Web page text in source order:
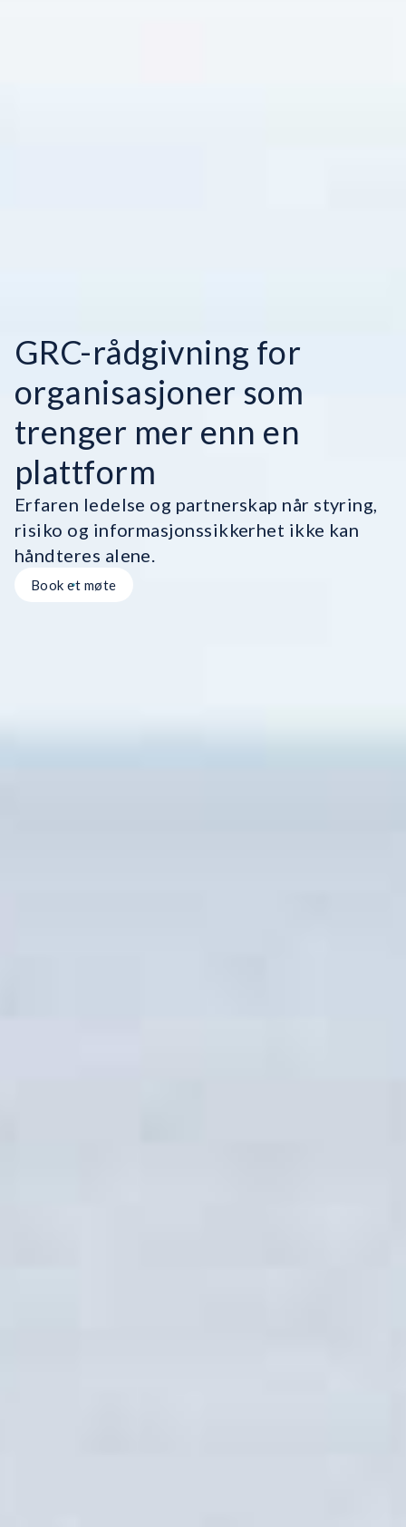
GRC-rådgivning for
organisasjoner som
trenger mer enn en
plattform
Erfaren ledelse og partnerskap når styring,
risiko og informasjonssikkerhet ikke kan
håndteres alene.
Book et møte